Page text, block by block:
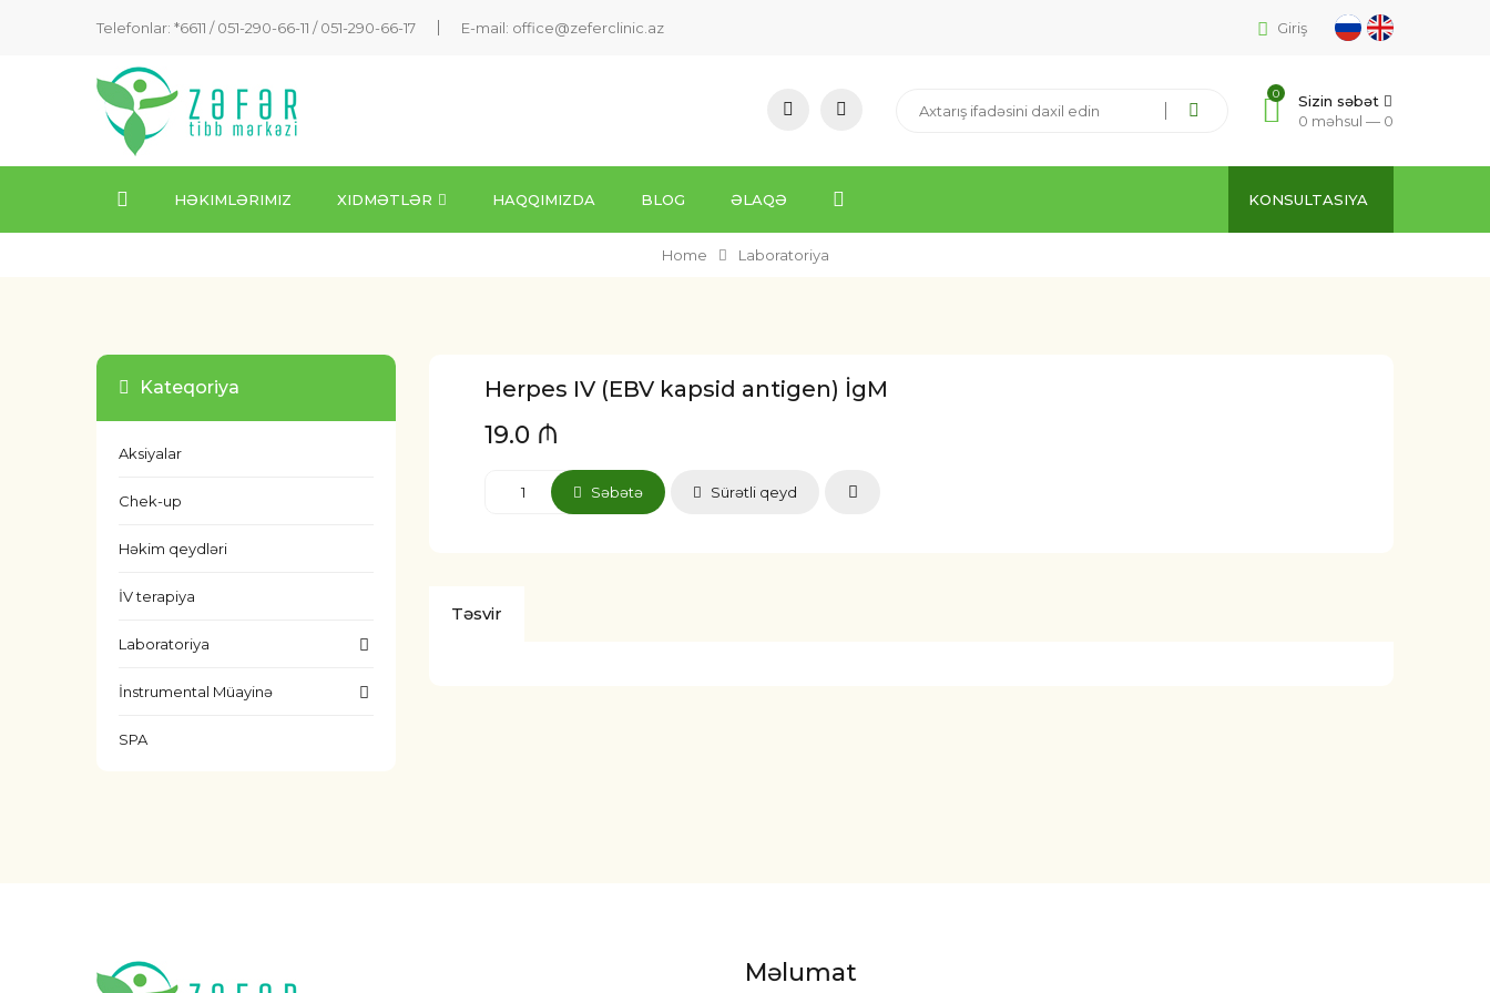
Telefonlar: *6611 /051-290-66-11 /051-290-66-17 E-mail: office@zeferclinic.az Giriş
0
Sizin səbət
0 məhsul — 0
HƏKIMLƏRIMIZ XIDMƏTLƏR HAQQIMIZDA BLOG ƏLAQƏ KONSULTASIYA
Home Laboratoriya
Herpes IV (EBV kapsid antigen) İgM
19.0 ₼
Səbətə Sürətli qeyd
Təsvir
Kateqoriya
Aksiyalar
Chek-up
Həkim qeydləri
İV terapiya
Laboratoriya
İnstrumental Müayinə
SPA
Məlumat